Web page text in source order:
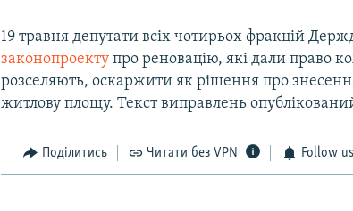
19 травня депутати всіх чотирьох фракцій
законопроекту про реновацію, які дали право
розселяють, оскаржити як рішення про
житлову площу. Текст виправлень
Поділитись Читати без VPN Follow us